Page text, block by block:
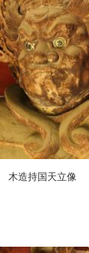
木造持国天立像